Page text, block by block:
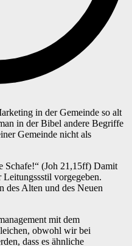
in der Gemeinde so alt
in der Bibel andere Begriffe
Gemeinde nicht als
Schafe!“ (Joh 21,15ff) Damit
vorgegeben.
des Alten und des Neuen
mit dem
obwohl wir bei
dass es ähnliche